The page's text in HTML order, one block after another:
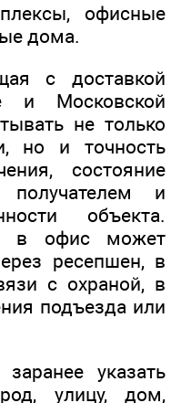
офисные
дома.
с доставкой
и Московской
не только
но и точность
состояние
и
объекта.
в офис может
ресепшен, в
с охраной, в
подъезда или
указать
улицу, дом,